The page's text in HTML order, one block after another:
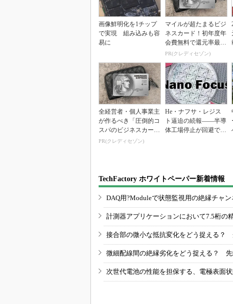
画像鮮明化を1チップ
で実現 組み込みも容
易に
マイルが超たまるビジ
ネスカード！初年度年
会費無料で還元率最大
1.125%
PR(クレディセゾン)
全経営者・個人事業主
が作るべき「圧倒的コ
スパのビジネスカー
ド」
PR(クレディセゾン)
He・ナフサ・レジス
ト逼迫の続報――半導
体工場停止が回避でき
TechFactory ホワイトペーパー新着情報
DAQ用?Moduleで状態監視用の絶縁チャ
計測器アプリケーションにおいて7.5桁の
接合部の微小な抵抗変化をどう捉える？
微細配線間の絶縁劣化をどう捉える？
次世代電池の性能を担保する、電極表面